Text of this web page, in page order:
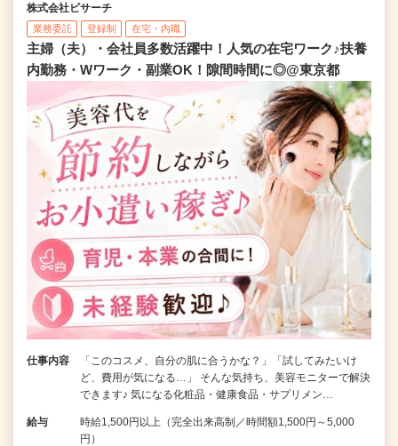
株式会社ビサーチ
業務委託 登録制 在宅・内職
主婦（夫）・会社員多数活躍中！人気の在宅ワーク♪扶養
内勤務・Wワーク・副業OK！隙間時間に◎@東京都
仕事内容
「このコスメ、自分の肌に合うかな？」「試してみたいけ
ど、費用が気になる…」 そんな気持ち、美容モニターで解決
できます♪ 気になる化粧品・健康食品・サプリメン…
給与
時給1,500円以上（完全出来高制／時間額1,500円～5,000
円）